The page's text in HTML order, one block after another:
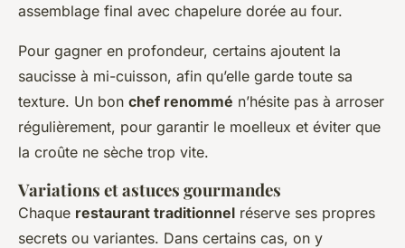
assemblage final avec chapelure dorée au four.
Pour gagner en profondeur, certains ajoutent la
saucisse à mi-cuisson, afin qu’elle garde toute sa
texture. Un bon chef renommé n’hésite pas à arroser
régulièrement, pour garantir le moelleux et éviter que
la croûte ne sèche trop vite.
Variations et astuces gourmandes
Chaque restaurant traditionnel réserve ses propres
secrets ou variantes. Dans certains cas, on y